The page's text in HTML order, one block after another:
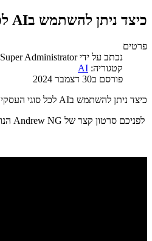
כיצד ניתן להשתמש בAI לכל סוגי העסקים-הרצאה עם Andrew NG , האיש והאגדה
פרטים
נכתב על ידיSuper Administrator
קטגוריה: AI
פורסם ב30 דצמבר 2024
כיצד ניתן להשתמש בAI לכל סוגי העסקים?
לפניכם סרטון קצר של Andrew NG הנותן דוגמאות שימוש: